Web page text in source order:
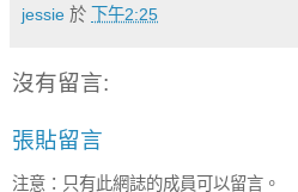
jessie 於 下午2:25
沒有留言:
張貼留言
注意：只有此網誌的成員可以留言。